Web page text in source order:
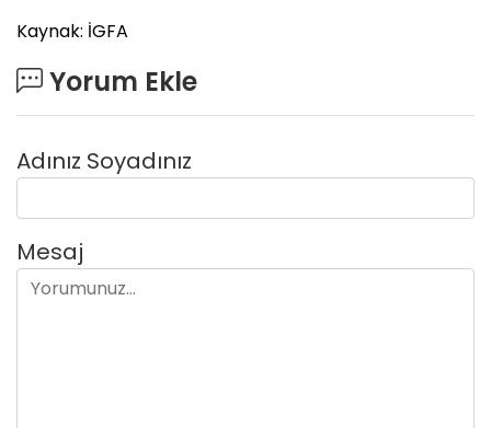
Kaynak: İGFA
Yorum Ekle
Adınız Soyadınız
Mesaj